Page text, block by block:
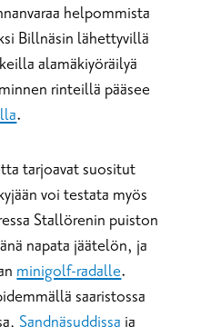
helpommista
Billnäsin lähettyvillä
alamäkiyöräilyä
rinteillä pääsee
.
tarjoavat suositut
voi testata myös
Stallörenin puiston
napata jäätelön, ja
minigolf-radalle.
saaristossa
Sandnäsuddissa ja